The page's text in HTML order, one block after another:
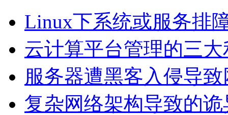
Linux下系统或服务排
云计算平台管理的三大
服务器遭黑客入侵导
复杂网络架构导致的